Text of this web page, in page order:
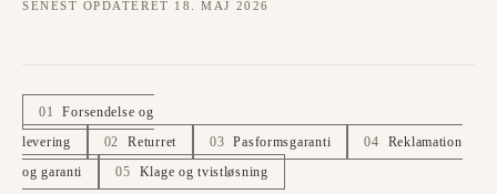
SENEST OPDATERET 18. MAJ 2026
01
Forsendelse og
levering
02 Returret 03 Pasformsgaranti 04
Reklamation
og garanti
05 Klage og tvistløsning